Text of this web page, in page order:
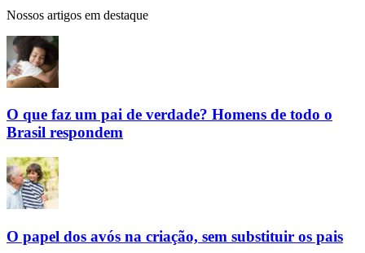
Nossos artigos em destaque
O que faz um pai de verdade? Homens de todo o
Brasil respondem
O papel dos avós na criação, sem substituir os pais